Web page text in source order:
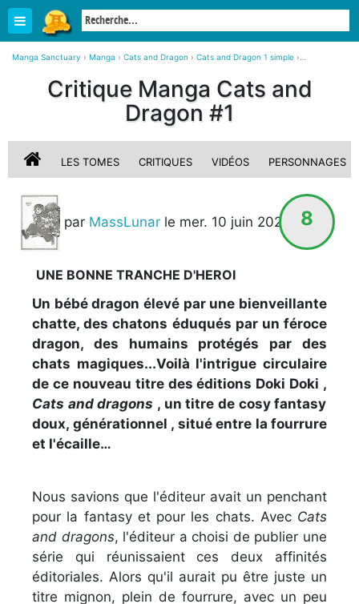
Manga Sanctuary › Manga › Cats and Dragon › Cats and Dragon 1 simple ›
Critique Manga Cats and
Dragon #1
LES TOMES CRITIQUES VIDÉOS PERSONNAGES
8
par MassLunar le mer. 10 juin 2026 STAFF
UNE BONNE TRANCHE D'HEROI
Un bébé dragon élevé par une bienveillante
chatte, des chatons éduqués par un féroce
dragon, des humains protégés par des
chats magiques...Voilà l'intrigue circulaire
de ce nouveau titre des éditions Doki Doki ,
Cats and dragons , un titre de cosy fantasy
doux, générationnel , situé entre la fourrure
et l'écaille…
Nous savions que l'éditeur avait un penchant
pour la fantasy et pour les chats. Avec Cats
and dragons, l'éditeur a choisi de publier une
série qui réunissaient ces deux affinités
éditoriales. Alors qu'il aurait pu être juste un
titre mignon, plein de fourrure, avec un peu